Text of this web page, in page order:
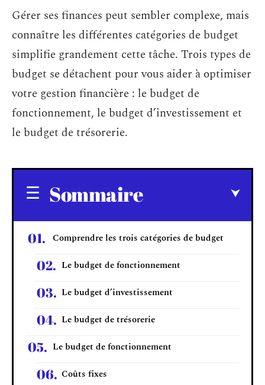
Gérer ses finances peut sembler complexe, mais
connaître les différentes catégories de budget
simplifie grandement cette tâche. Trois types de
budget se détachent pour vous aider à optimiser
votre gestion financière : le budget de
fonctionnement, le budget d’investissement et
le budget de trésorerie.
Sommaire
Comprendre les trois catégories de budget
Le budget de fonctionnement
Le budget d’investissement
Le budget de trésorerie
Le budget de fonctionnement
Coûts fixes